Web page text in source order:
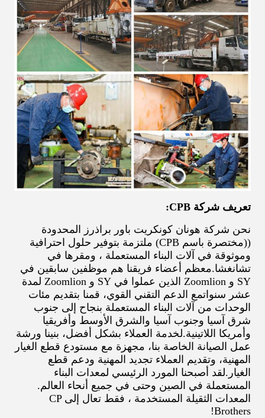
تعريف شركة CPB:
نحن شركة هونان كونكريت باور براذرز المحدودة
((مختصرة باسم CPB) ملتزمة بتوفير حلول احترافية
وموثوقة في آلات البناء المستعملة ، ومقرها في
تشانغشا.معظم أعضاء فريقنا هم موظفين سابقين في
SY و Zoomlion الذين عملوا في SY و Zoomlion لمدة
عشر سنواتمع الدعم التقني القوي، قمنا بتقديم مئات
الوحدات من آلات البناء المستعملة بنجاح إلى جنوب
شرق آسيا وجنوب آسيا والشرق الأوسط وأفريقيا
وأمريكا اللاتينية.لخدمة العملاء بشكل أفضل، بنينا ورشة
عمل الصيانة الخاصة بنا، مجهزة مع مستودع قطع الغيار
المهنية، وتقديم العملاء تجديد المهنية ودعم قطع
الغيار.لقد أصبحنا المورد الرئيسي لمعدات البناء
المستعملة في الصين وحتى في جميع أنحاء العالم.
المعدات الثقيلة المستخدمة ، فقط تعال إلى CP
Brothers!